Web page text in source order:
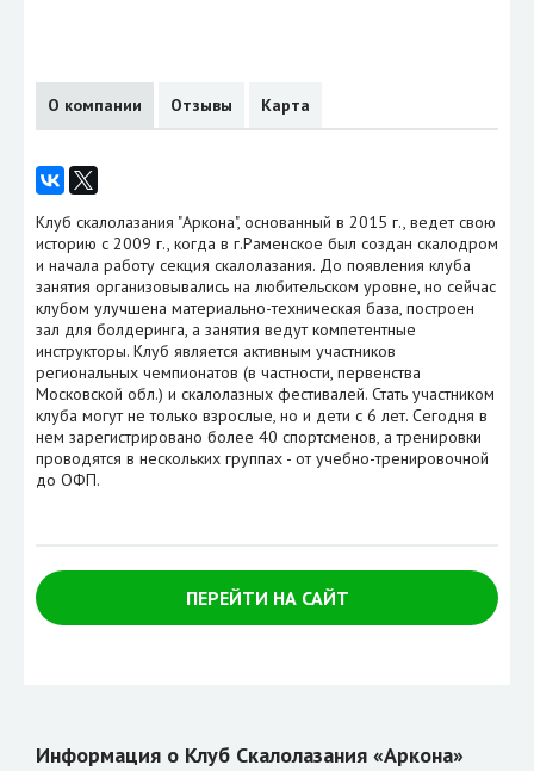
О компании Отзывы Карта
Клуб скалолазания "Аркона", основанный в 2015 г., ведет свою
историю с 2009 г., когда в г.Раменское был создан скалодром
и начала работу секция скалолазания. До появления клуба
занятия организовывались на любительском уровне, но сейчас
клубом улучшена материально-техническая база, построен
зал для болдеринга, а занятия ведут компетентные
инструкторы. Клуб является активным участников
региональных чемпионатов (в частности, первенства
Московской обл.) и скалолазных фестивалей. Стать участником
клуба могут не только взрослые, но и дети с 6 лет. Сегодня в
нем зарегистрировано более 40 спортсменов, а тренировки
проводятся в нескольких группах - от учебно-тренировочной
до ОФП.
ПЕРЕЙТИ НА САЙТ
Информация о Клуб Скалолазания «Аркона»